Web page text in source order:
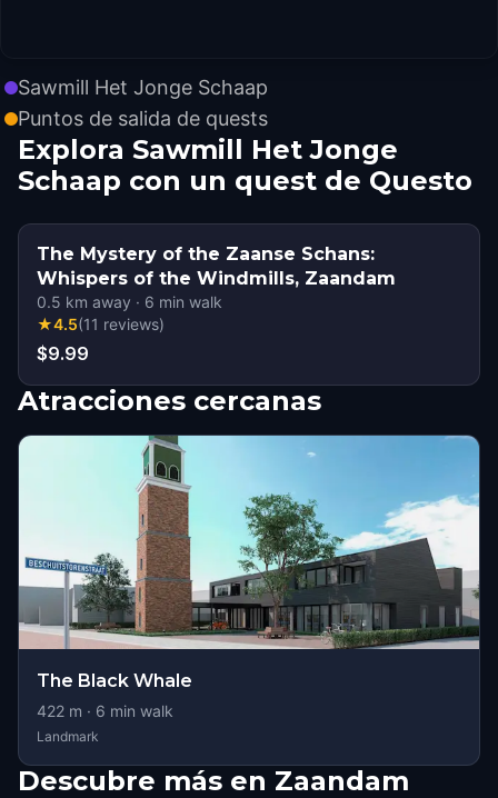
Sawmill Het Jonge Schaap
Puntos de salida de quests
Explora Sawmill Het Jonge
Schaap con un quest de Questo
The Mystery of the Zaanse Schans:
Whispers of the Windmills, Zaandam
0.5 km away · 6 min walk
★4.5(11 reviews)
$9.99
Atracciones cercanas
The Black Whale
422 m · 6 min walk
Landmark
Descubre más en Zaandam